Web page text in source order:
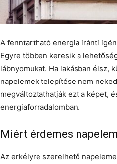
A fenntartható energia iránti
Egyre többen keresik a
lábnyomukat. Ha lakásban élsz,
napelemek telepítése nem
megváltoztathatják ezt a képet,
energiaforradalomban.
Miért érdemes
Az erkélyre szerelhető